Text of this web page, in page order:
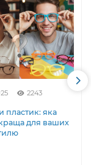
2243
пластик: яка
для ваших